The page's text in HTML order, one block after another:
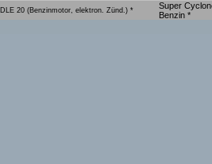
DLE 20 (Benzinmotor, elektron. Zünd.) *
Super
Benzin *